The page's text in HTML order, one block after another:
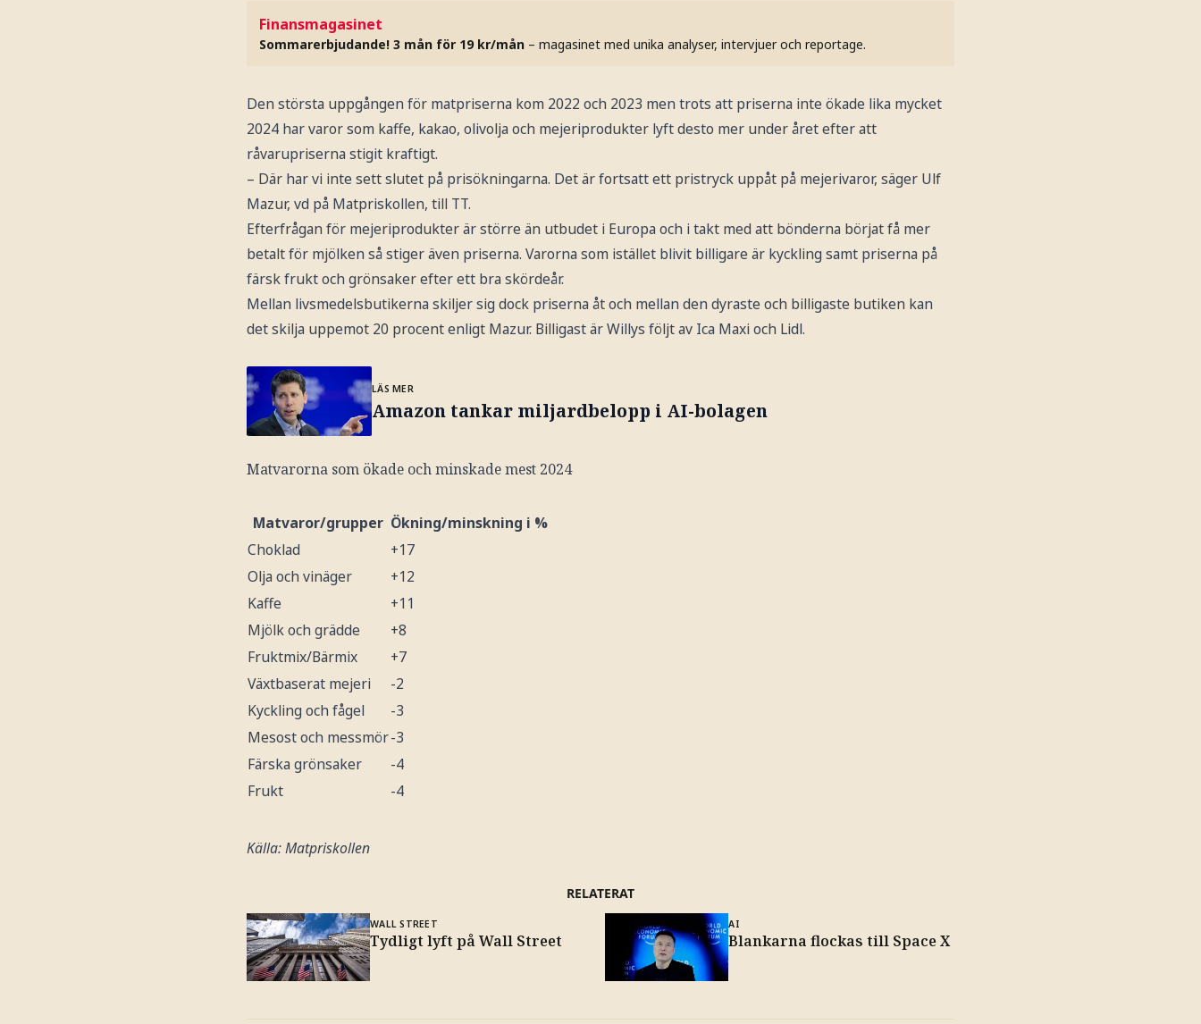
Finansmagasinet
Sommarerbjudande! 3 mån för 19 kr/mån – magasinet med unika analyser, intervjuer och reportage.
Den största uppgången för matpriserna kom 2022 och 2023 men trots att priserna inte ökade lika mycket
2024 har varor som kaffe, kakao, olivolja och mejeriprodukter lyft desto mer under året efter att
råvarupriserna stigit kraftigt.
– Där har vi inte sett slutet på prisökningarna. Det är fortsatt ett pristryck uppåt på mejerivaror, säger Ulf
Mazur, vd på Matpriskollen, till TT.
Efterfrågan för mejeriprodukter är större än utbudet i Europa och i takt med att bönderna börjat få mer
betalt för mjölken så stiger även priserna. Varorna som istället blivit billigare är kyckling samt priserna på
färsk frukt och grönsaker efter ett bra skördeår.
Mellan livsmedelsbutikerna skiljer sig dock priserna åt och mellan den dyraste och billigaste butiken kan
det skilja uppemot 20 procent enligt Mazur. Billigast är Willys följt av Ica Maxi och Lidl.
LÄS MER
Amazon tankar miljardbelopp i AI-bolagen
Matvarorna som ökade och minskade mest 2024
Matvaror/grupper Ökning/minskning i %
Choklad
+17
Olja och vinäger
+12
Kaffe
+11
Mjölk och grädde
+8
Fruktmix/Bärmix
+7
Växtbaserat mejeri
-2
Kyckling och fågel
-3
Mesost och messmör-3
Färska grönsaker
-4
Frukt
-4
Källa: Matpriskollen
RELATERAT
WALL STREET
Tydligt lyft på Wall Street
AI
Blankarna flockas till Space X